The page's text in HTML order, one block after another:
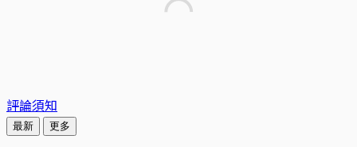
評論須知
最新 更多